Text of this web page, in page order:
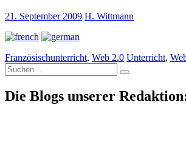
21. September 2009 H. Wittmann
Französischunterricht, Web 2.0 Unterricht,
Suche
nach:
Die Blogs unserer